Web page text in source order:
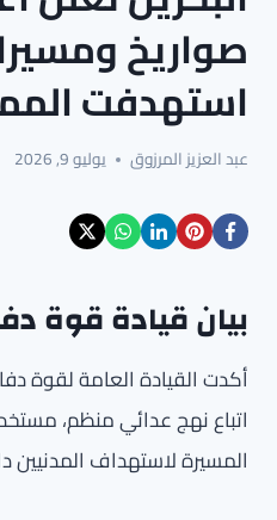
صواريخ
استهدفت
عبد العزيز المرزوق يوليو 9, 2026
بيان قيادة قوة
أكدت القيادة العامة لقوة
اتباع نهج عدائي منظم،
المسيرة لاستهداف المدنيين